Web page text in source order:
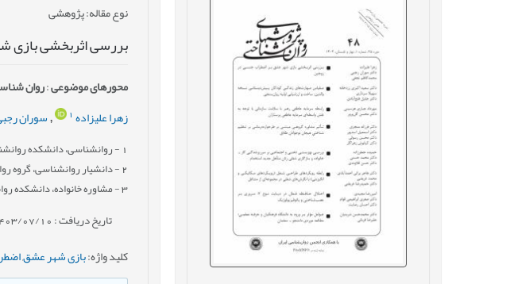
نوع مقاله: پژوهشی
بررسی اثربخشی
محورهای موضوعی:روان
زهرا علیزاده 1
,سوران
1 - روانشناسی، دانشکده
2- دانشیار روانشناسی، گروه
3- مشاوره خانواده، دانشکده
تاریخ دریافت : 1403/07/10
کلید واژه:بازی شهر عشق,